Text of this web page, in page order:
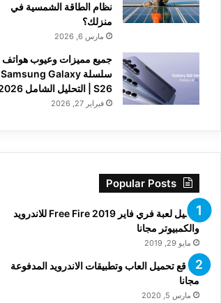
نظام الطاقة الشمسية في
منزلك؟
مارس 6, 2026
جميع مميزات وعيوب هواتف
سلسلة Samsung Galaxy
S26 | التحليل الشامل 2026
فبراير 27, 2026
Popular Posts
تحميل لعبة فري فاير Free Fire 2019 للاندرويد
والكمبيوتر مجانا
مايو 29, 2019
مواقع تحميل العاب وتطبيقات الاندرويد المدفوعة
مجانا
مارس 5, 2020